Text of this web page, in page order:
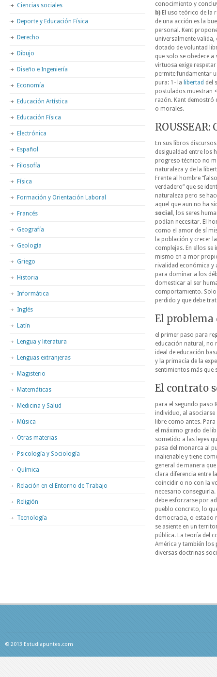
conocimiento y
b) El uso teórico de la
de una acción es la
personal. Kent
universalmente
dotado de voluntad
que solo se obedece
virtuosa exige
permite fundamentar
pura: 1- la libertad del
postulados muestran
razón. Kant demostró
o morales.
En sus libros
desigualdad entre los
progreso técnico no
naturaleza y de la
Frente al hombre
verdadero” que se
naturaleza pero se
aquel que aun no ha
social , los seres
podían necesitar. El
como el amor de sí
la población y crecer
complejas. En ellos
mismo en a mor
rivalidad económica y
para dominar a los
domesticar al ser
comportamiento.
perdido y que debe
El problema
el primer paso para
educación natural, no
ideal de educación
y la primacía de la
sentimientos más que
El contrato
para el segundo paso
individuo, al asociarse
libre como antes.
el máximo grado de
sometido a las leyes
pasa del monarca al
inalienable y tiene
general de manera
clara diferencia entre
coincidir o no con la
necesario
debe esforzarse por
pueblo concreto, lo
democracia, o estado
se asiente en un
pública. La teoría del
América y también los
diversas doctrinas
Ciencias sociales
Deporte y Educación Física
Derecho
Dibujo
Diseño e Ingeniería
Economía
Educación Artística
Educación Física
Electrónica
Español
Filosofía
Física
Formación y Orientación Laboral
Francés
Geografía
Geología
Griego
Historia
Informática
Inglés
Latín
Lengua y literatura
Lenguas extranjeras
Magisterio
Matemáticas
Medicina y Salud
Música
Otras materias
Psicología y Sociología
Química
Relación en el Entorno de Trabajo
Religión
Tecnología
© 2013 Estudiapuntes.com